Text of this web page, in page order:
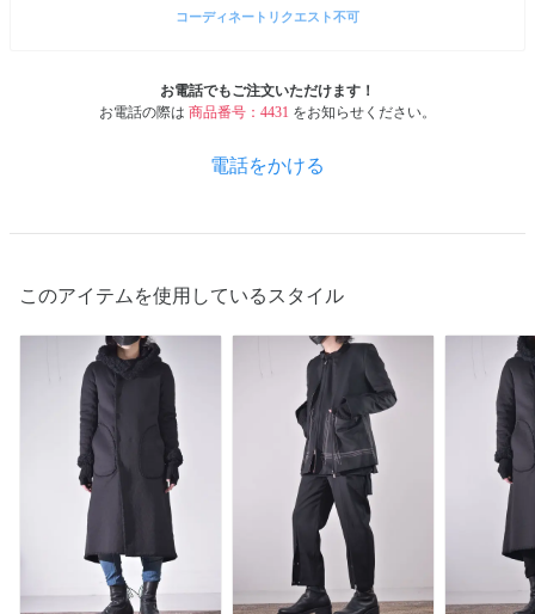
コーディネートリクエスト不可
お電話でもご注文いただけます！
お電話の際は 商品番号：4431 をお知らせください。
電話をかける
このアイテムを使用しているスタイル